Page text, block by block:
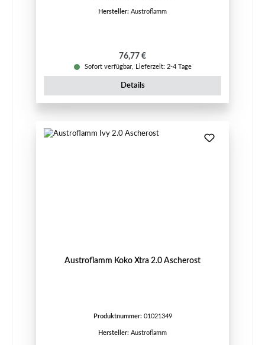
Hersteller: Austroflamm
Regulärer Preis:
76,77 €
Sofort verfügbar, Lieferzeit: 2-4 Tage
Details
Austroflamm Koko Xtra 2.0 Ascherost
Produktnummer: 01021349
Hersteller: Austroflamm